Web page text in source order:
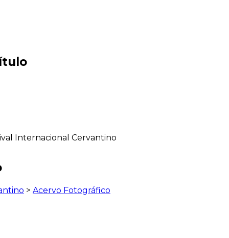
Internacional Cervantino
> Acervo Fotográfico